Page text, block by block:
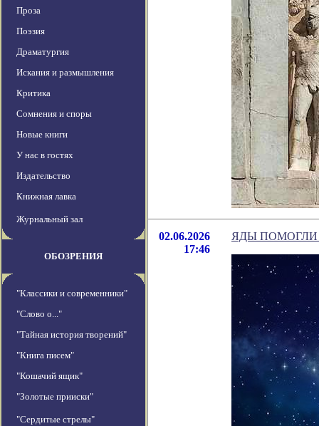
Проза
Поэзия
Драматургия
Искания и размышления
Критика
Сомнения и споры
Новые книги
У нас в гостях
Издательство
Книжная лавка
Журнальный зал
ОБОЗРЕНИЯ
"Классики и современники"
"Слово о..."
"Тайная история творений"
"Книга писем"
"Кошачий ящик"
"Золотые прииски"
"Сердитые стрелы"
02.06.2026
17:46
ЯДЫ ПОМОГЛИ